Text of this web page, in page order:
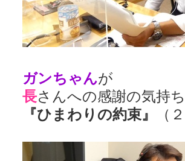
ガンちゃんが
長さんへの感謝の気持
『ひまわりの約束』
（